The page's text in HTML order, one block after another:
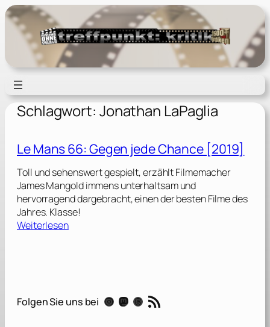
Zum
Inhalt
springen
Schlagwort: Jonathan LaPaglia
Le Mans 66: Gegen jede Chance [2019]
Toll und sehenswert gespielt, erzählt Filmemacher
James Mangold immens unterhaltsam und
hervorragend dargebracht, einen der besten Filme des
Jahres. Klasse!
Weiterlesen:
s
Folgen Sie uns bei Instagram Mastodon Threads RSS-Feed